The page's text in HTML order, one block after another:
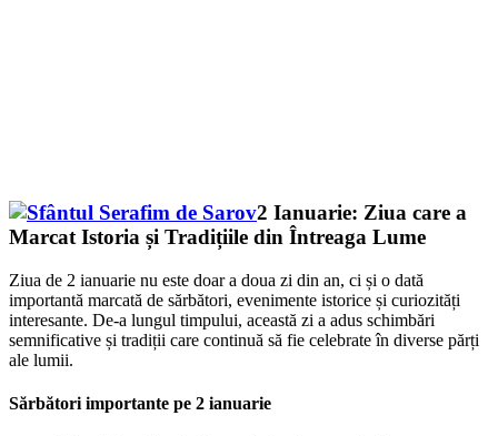
2 Ianuarie: Ziua care a
Marcat Istoria și Tradițiile din Întreaga Lume
Ziua de 2 ianuarie nu este doar a doua zi din an, ci și o dată
importantă marcată de sărbători, evenimente istorice și curiozități
interesante. De-a lungul timpului, această zi a adus schimbări
semnificative și tradiții care continuă să fie celebrate în diverse părți
ale lumii.
Sărbători importante pe 2 ianuarie